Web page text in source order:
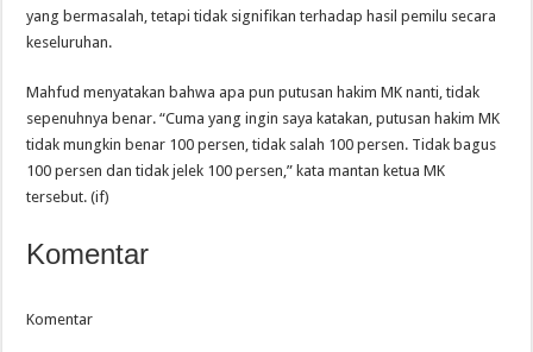
yang bermasalah, tetapi tidak signifikan terhadap hasil pemilu secara
keseluruhan.
Mahfud menyatakan bahwa apa pun putusan hakim MK nanti, tidak
sepenuhnya benar. “Cuma yang ingin saya katakan, putusan hakim MK
tidak mungkin benar 100 persen, tidak salah 100 persen. Tidak bagus
100 persen dan tidak jelek 100 persen,” kata mantan ketua MK
tersebut. (if)
Komentar
Komentar